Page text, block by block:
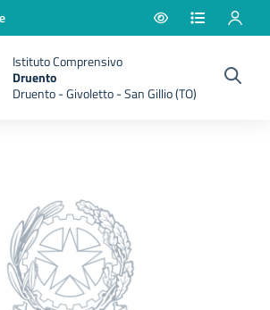
Istituto Comprensivo
Druento
Druento - Givoletto - San Gillio (TO)